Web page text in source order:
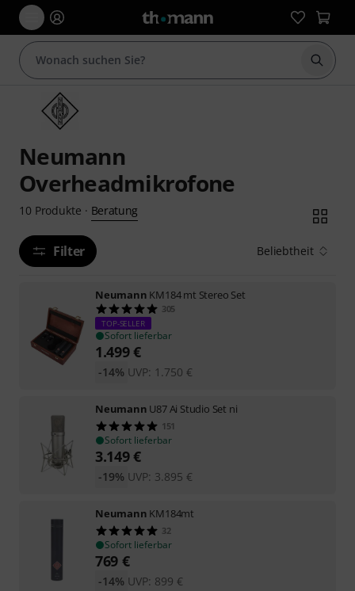
Suche
Neumann
Overheadmikrofone
10 Produkte · Beratung
Filter Beliebtheit
Neumann KM184 mt Stereo Set
305
TOP-SELLER
Sofort lieferbar
1.499€
UVP: 1.750 €
-14%
Neumann U87 Ai Studio Set ni
151
Sofort lieferbar
3.149€
UVP: 3.895 €
-19%
Neumann KM184mt
32
Sofort lieferbar
769 €
UVP: 899 €
-14%